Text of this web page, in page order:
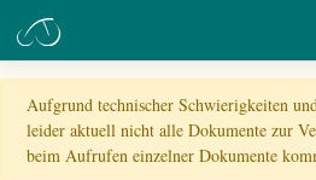
Aufgrund technischer Schwierigkeiten
leider aktuell nicht alle Dokumente zur
beim Aufrufen einzelner Dokumente